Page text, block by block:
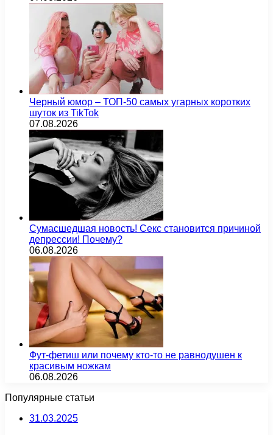
Черный юмор – ТОП-50 самых угарных коротких
шуток из TikTok
07.08.2026
Сумасшедшая новость! Секс становится причиной
депрессии! Почему?
06.08.2026
Фут-фетиш или почему кто-то не равнодушен к
красивым ножкам
06.08.2026
Популярные статьи
31.03.2025